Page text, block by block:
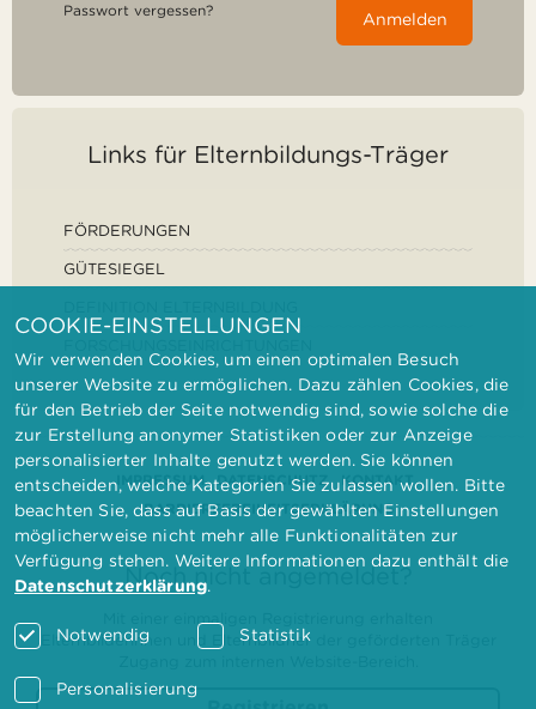
Passwort vergessen? Anmelden
Links für Elternbildungs-Träger
FÖRDERUNGEN
GÜTESIEGEL
IMPRESSUM DATENSCHUTZ
KONTAKT
BARRIEREFREIHEITSERKLÄRUNG
Noch nicht angemeldet?
Mit einer einmaligen Registrierung erhalten
Elternbilderinnen und Elternbildner der geförderten Träger
COOKIE-EINSTELLUNGEN
Wir verwenden Cookies, um einen optimalen Besuch
unserer Website zu ermöglichen. Dazu zählen Cookies, die
für den Betrieb der Seite notwendig sind, sowie solche die
zur Erstellung anonymer Statistiken oder zur Anzeige
personalisierter Inhalte genutzt werden. Sie können
entscheiden, welche Kategorien Sie zulassen wollen. Bitte
beachten Sie, dass auf Basis der gewählten Einstellungen
möglicherweise nicht mehr alle Funktionalitäten zur
Verfügung stehen. Weitere Informationen dazu enthält die
Datenschutzerklärung.
Notwendig Statistik
Personalisierung